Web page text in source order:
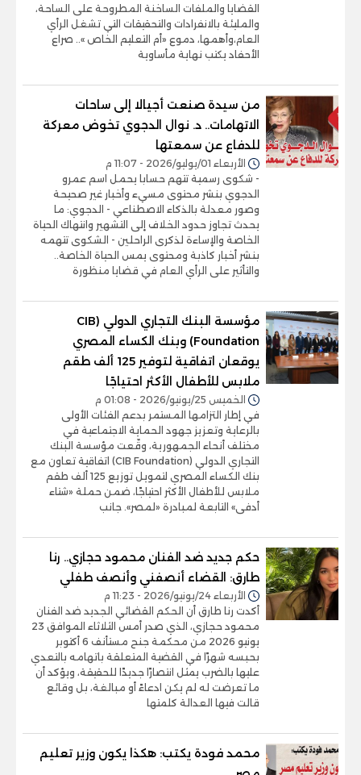
القضايا والملفات الساخنة المطروحة على الساحة،
والمليئة بالانفرادات والتحقيقات التي تشغل الرأي
العام،وأهمها، دموع «أم التعليم الخاص ».. صراع
الأحفاد يكتب نهاية مأساوية
من سيدة صنعت أجيالا إلى ساحات
الاتهامات.. د. نوال الدجوي تخوض معركة
للدفاع عن سمعتها
الأربعاء 01/يوليو/2026 - 11:07 م
- شكوى رسمية تتهم حسابا يحمل اسم عمرو
الدجوي بنشر محتوى مسيء وأخبار غير صحيحة
وصور معدلة بالذكاء الاصطناعي - الدجوي: ما
يحدث تجاوز حدود الخلاف إلى التشهير وانتهاك الحياة
الخاصة والإساءة لذكرى الراحلين - الشكوى تتهمه
بنشر أخبار كاذبة ومحتوى يمس الحياة الخاصة..
والتأثير على الرأي العام في قضايا منظورة
مؤسسة البنك التجاري الدولي (CIB
Foundation) وبنك الكساء المصري
يوقعان اتفاقية لتوفير 125 ألف طقم
ملابس للأطفال الأكثر احتياجًا
الخميس 25/يونيو/2026 - 01:08 م
في إطار التزامها المستمر بدعم الفئات الأولى
بالرعاية وتعزيز جهود الحماية الاجتماعية في
مختلف أنحاء الجمهورية، وقّعت مؤسسة البنك
التجاري الدولي (CIB Foundation) اتفاقية تعاون مع
بنك الكساء المصري لتمويل توزيع 125 ألف طقم
ملابس للأطفال الأكثر احتياجًا، ضمن حملة «شتاء
أدفى» التابعة لمبادرة «لمصر». جانب
حكم جديد ضد الفنان محمود حجازي.. رنا
طارق: القضاء أنصفني وأنصف طفلي
الأربعاء 24/يونيو/2026 - 11:23 م
أكدت رنا طارق أن الحكم القضائي الجديد ضد الفنان
محمود حجازي، الذي صدر أمس الثلاثاء الموافق 23
يونيو 2026 من محكمة جنح مستأنف 6 أكتوبر
بحبسه شهرًا في القضية المتعلقة باتهامه بالتعدي
عليها بالضرب يمثل انتصارًا جديدًا للحقيقة، ويؤكد أن
ما تعرضت له لم يكن ادعاءً أو مبالغة، بل وقائع
قالت فيها العدالة كلمتها
محمد فودة يكتب: هكذا يكون وزير تعليم